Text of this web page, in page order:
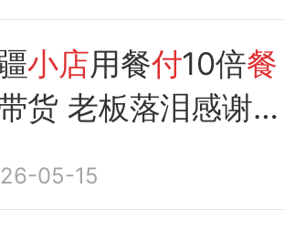
小店用餐付10倍餐
货 老板落泪感谢：
05-15